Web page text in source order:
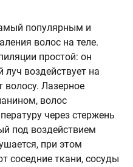
популярным и
волос на теле.
простой: он
луч воздействует на
волосу. Лазерное
волос
через стержень
под воздействием
при этом
соседние ткани, сосуды